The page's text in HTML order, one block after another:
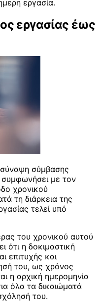
εργασία.
εργασίας έως
σύμβασης
συμφωνήσει με τον
χρονικού
τη διάρκεια της
τελεί υπό
του χρονικού αυτού
ότι η δοκιμαστική
επιτυχής και
του, ως χρόνος
η αρχική ημερομηνία
όλα τα δικαιώματά
του.